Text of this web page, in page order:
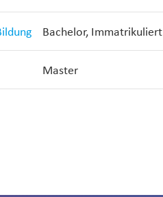
Bachelor, Immatrikuliert
Master